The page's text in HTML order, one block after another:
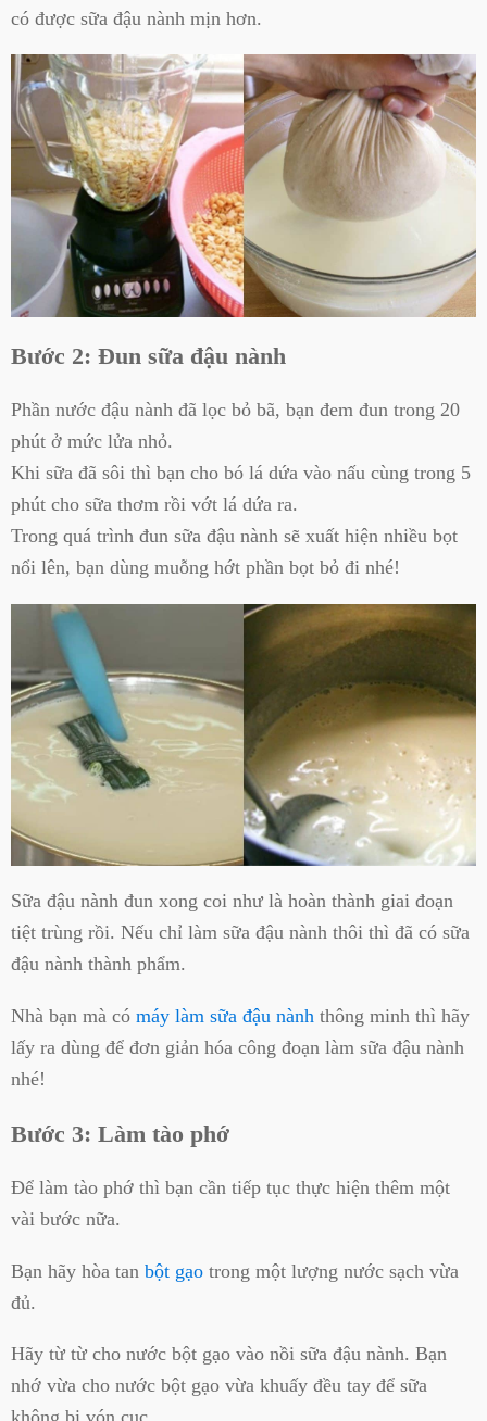
có được sữa đậu nành mịn hơn.
Bước 2: Đun sữa đậu nành
Phần nước đậu nành đã lọc bỏ bã, bạn đem đun trong 20
phút ở mức lửa nhỏ.
Khi sữa đã sôi thì bạn cho bó lá dứa vào nấu cùng trong 5
phút cho sữa thơm rồi vớt lá dứa ra.
Trong quá trình đun sữa đậu nành sẽ xuất hiện nhiều bọt
nổi lên, bạn dùng muỗng hớt phần bọt bỏ đi nhé!
Sữa đậu nành đun xong coi như là hoàn thành giai đoạn
tiệt trùng rồi. Nếu chỉ làm sữa đậu nành thôi thì đã có sữa
đậu nành thành phẩm.
Nhà bạn mà có máy làm sữa đậu nành thông minh thì hãy
lấy ra dùng để đơn giản hóa công đoạn làm sữa đậu nành
nhé!
Bước 3: Làm tào phớ
Để làm tào phớ thì bạn cần tiếp tục thực hiện thêm một
vài bước nữa.
Bạn hãy hòa tan bột gạo trong một lượng nước sạch vừa
đủ.
Hãy từ từ cho nước bột gạo vào nồi sữa đậu nành. Bạn
nhớ vừa cho nước bột gạo vừa khuấy đều tay để sữa